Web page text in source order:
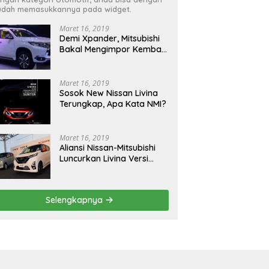
memasukkannya pada widget.
Maret 16, 2019
Demi Xpander, Mitsubishi
Bakal Mengimpor Kembali
Maret 16, 2019
Sosok New Nissan Livina
Terungkap, Apa Kata NMI?
Maret 16, 2019
Aliansi Nissan-Mitsubishi
Luncurkan Livina Versi
Selengkapnya